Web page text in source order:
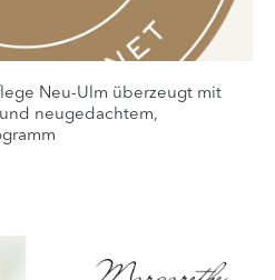
Neu-Ulm überzeugt mit
neugedachtem,